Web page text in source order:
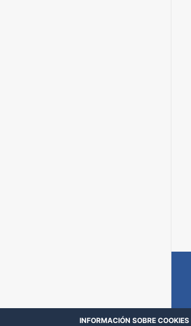
INFORMACIÓN SOBRE COOKIES